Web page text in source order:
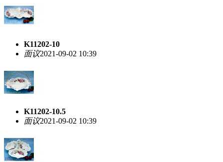
K11202-10
面议2021-09-02 10:39
K11202-10.5
面议2021-09-02 10:39